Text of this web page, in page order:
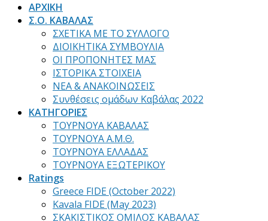
ΑΡΧΙΚΗ
Σ.Ο. ΚΑΒΑΛΑΣ
ΣΧΕΤΙΚΑ ΜΕ ΤΟ ΣΥΛΛΟΓΟ
ΔΙΟΙΚΗΤΙΚΑ ΣΥΜΒΟΥΛΙΑ
ΟΙ ΠΡΟΠΟΝΗΤΕΣ ΜΑΣ
ΙΣΤΟΡΙΚΑ ΣΤΟΙΧΕΙΑ
ΝΕΑ & ΑΝΑΚΟΙΝΩΣΕΙΣ
Συνθέσεις ομάδων Καβάλας 2022
ΚΑΤΗΓΟΡΙΕΣ
ΤΟΥΡΝΟΥΑ ΚΑΒΑΛΑΣ
ΤΟΥΡΝΟΥΑ Α.Μ.Θ.
ΤΟΥΡΝΟΥΑ ΕΛΛΑΔΑΣ
ΤΟΥΡΝΟΥΑ ΕΞΩΤΕΡΙΚΟΥ
Ratings
Greece FIDE (October 2022)
Kavala FIDE (May 2023)
ΣΚΑΚΙΣΤΙΚΟΣ ΟΜΙΛΟΣ ΚΑΒΑΛΑΣ